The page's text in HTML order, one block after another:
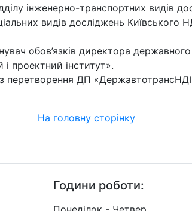
інженерно-транспортних видів
видів досліджень Київського
обов’язків директора
проектний інститут».
перетворення ДП
На головну сторінку
Години роботи: